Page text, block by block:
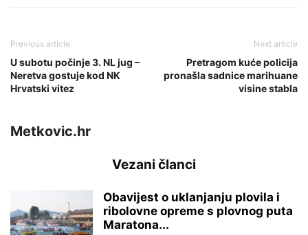
Previous article
U subotu počinje 3. NL jug –
Neretva gostuje kod NK
Hrvatski vitez
Next article
Pretragom kuće policija
pronašla sadnice marihuane
visine stabla
Metkovic.hr
Vezani članci
Obavijest o uklanjanju plovila i
ribolovne opreme s plovnog puta
Maratona...